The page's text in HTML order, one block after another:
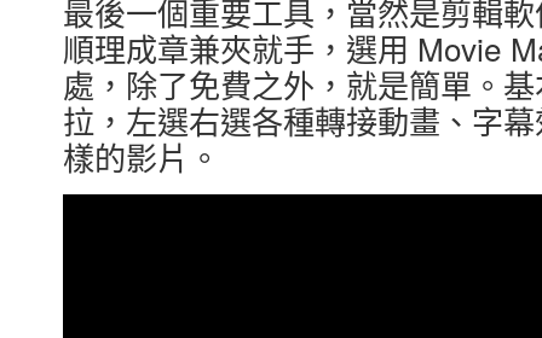
最後一個重要工具，當然是剪輯
順理成章兼夾就手，選用 Movie
處，除了免費之外，就是簡單。
拉，左選右選各種轉接動畫、字
樣的影片。